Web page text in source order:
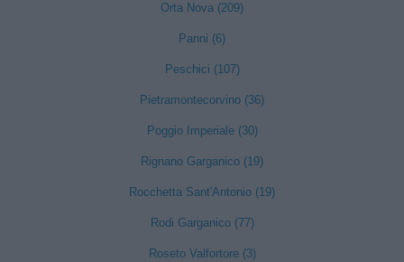
Orta Nova (209)
Panni (6)
Peschici (107)
Pietramontecorvino (36)
Poggio Imperiale (30)
Rignano Garganico (19)
Rocchetta Sant'Antonio (19)
Rodi Garganico (77)
Roseto Valfortore (3)